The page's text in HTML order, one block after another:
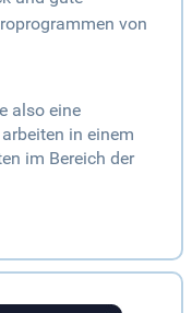
von
also eine
in einem
im Bereich der